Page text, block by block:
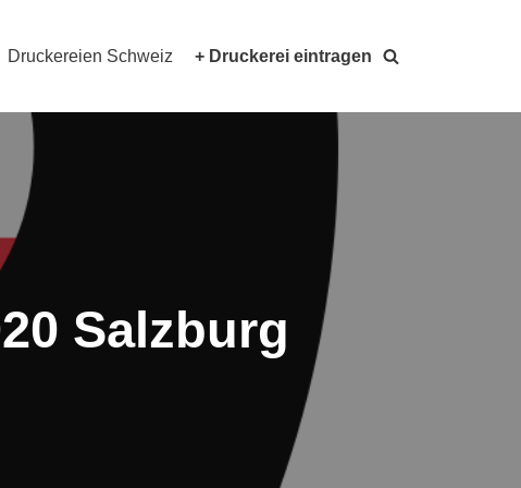
Druckereien Schweiz + Druckerei eintragen
Salzburg